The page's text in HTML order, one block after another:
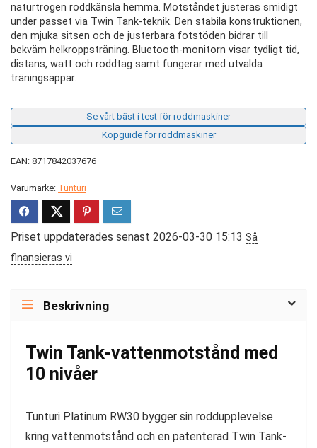
naturtrogen roddkänsla hemma. Motståndet justeras smidigt
under passet via Twin Tank-teknik. Den stabila konstruktionen,
den mjuka sitsen och de justerbara fotstöden bidrar till
bekväm helkroppsträning. Bluetooth-monitorn visar tydligt tid,
distans, watt och roddtag samt fungerar med utvalda
träningsappar.
Se vårt bäst i test för roddmaskiner
Köpguide för roddmaskiner
EAN: 8717842037676
Varumärke: Tunturi
Priset uppdaterades senast 2026-03-30 15:13 Så
finansieras vi
Beskrivning
Twin Tank-vattenmotstånd med
10 nivåer
Tunturi Platinum RW30 bygger sin roddupplevelse
kring vattenmotstånd och en patenterad Twin Tank-